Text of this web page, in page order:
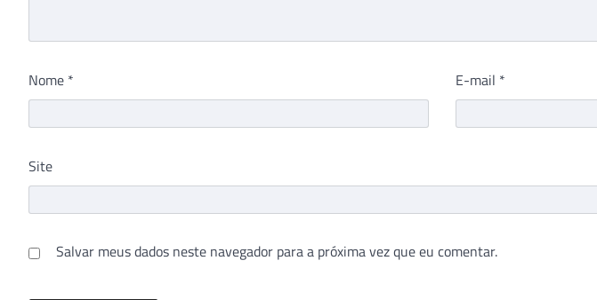
Nome * E-mail *
Site
Salvar meus dados neste navegador para a próxima vez que eu comentar.